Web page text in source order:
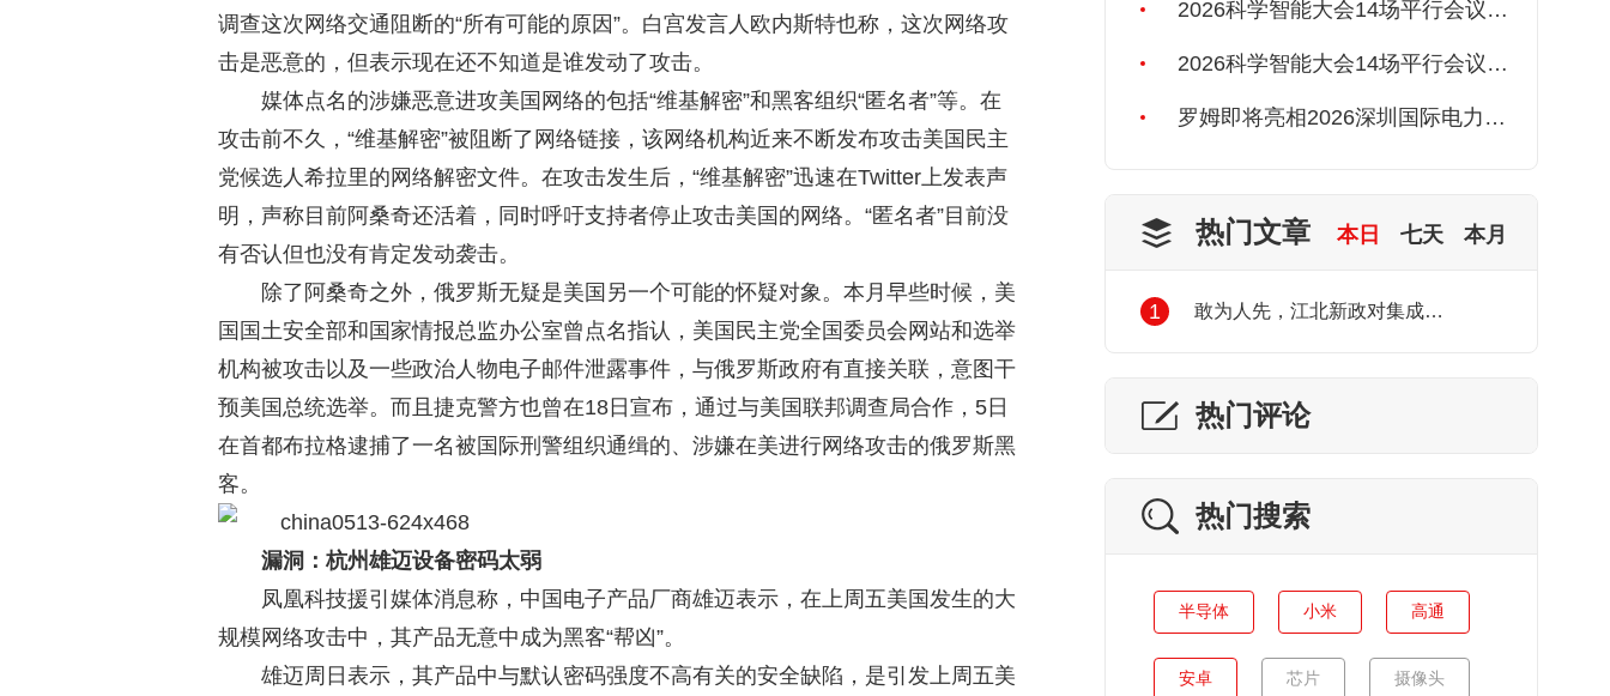
调查这次网络交通阻断的“所有可能的原因”。白宫发言人欧内斯特也称，这次网络攻
击是恶意的，但表示现在还不知道是谁发动了攻击。
媒体点名的涉嫌恶意进攻美国网络的包括“维基解密”和黑客组织“匿名者”等。在
攻击前不久，“维基解密”被阻断了网络链接，该网络机构近来不断发布攻击美国民主
党候选人希拉里的网络解密文件。在攻击发生后，“维基解密”迅速在Twitter上发表声
明，声称目前阿桑奇还活着，同时呼吁支持者停止攻击美国的网络。“匿名者”目前没
有否认但也没有肯定发动袭击。
除了阿桑奇之外，俄罗斯无疑是美国另一个可能的怀疑对象。本月早些时候，美
国国土安全部和国家情报总监办公室曾点名指认，美国民主党全国委员会网站和选举
机构被攻击以及一些政治人物电子邮件泄露事件，与俄罗斯政府有直接关联，意图干
预美国总统选举。而且捷克警方也曾在18日宣布，通过与美国联邦调查局合作，5日
在首都布拉格逮捕了一名被国际刑警组织通缉的、涉嫌在美进行网络攻击的俄罗斯黑
客。
漏洞：杭州雄迈设备密码太弱
凤凰科技援引媒体消息称，中国电子产品厂商雄迈表示，在上周五美国发生的大
规模网络攻击中，其产品无意中成为黑客“帮凶”。
雄迈周日表示，其产品中与默认密码强度不高有关的安全缺陷，是引发上周五美
2026科学智能大会14场平行会议之二丨科学数据如何被AI“读懂”
2026科学智能大会14场平行会议之一｜AI4S 基础理论：AI能否自己发现自然规律？
罗姆即将亮相2026深圳国际电力元件、可再生能源管理展览会暨研讨会
热门文章 本日 七天 本月
1 敢为人先，江北新政对集成电路产业发展的利好
热门评论
热门搜索
半导体 小米 高通
安卓 芯片 摄像头